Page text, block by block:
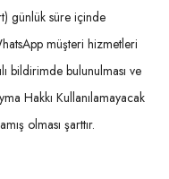
günlük süre içinde
müşteri hizmetleri
bildirimde bulunulması ve
Hakkı Kullanılamayacak
olması şarttır.